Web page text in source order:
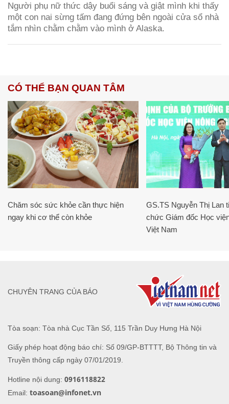
Người phụ nữ thức dậy buổi sáng và giật mình khi thấy
một con nai sừng tấm đang đứng bên ngoài cửa sổ nhà
tắm nhìn chằm chằm vào mình ở Alaska.
CÓ THỂ BẠN QUAN TÂM
Chăm sóc sức khỏe cần thực hiện
ngay khi cơ thể còn khỏe
GS.TS Nguyễn Thị Lan
chức Giám đốc Học
Việt Nam
Tòa soạn: Tòa nhà Cục Tần Số, 115 Trần Duy Hưng Hà Nội
Giấy phép hoạt động báo chí: Số 09/GP-BTTTT, Bộ Thông tin và
Truyền thông cấp ngày 07/01/2019.
Hotline nội dung: 0916118822
Email: toasoan@infonet.vn
CHUYÊN TRANG CỦA BÁO